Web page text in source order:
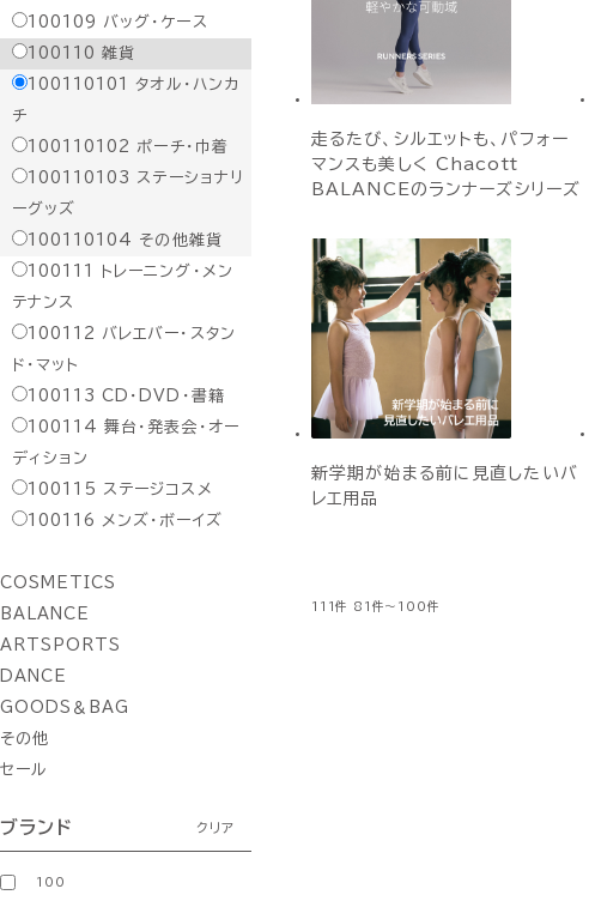
100109
バッグ・ケース
100110 雑貨
100110101
タオル・ハンカ
チ
100110102
ポーチ・巾着
100110103
ステーショナリ
ーグッズ
100110104
その他雑貨
100111
トレーニング・メン
テナンス
100112
バレエバー・スタン
ド・マット
100113 CD・DVD・書籍
100114 舞台・発表会・オー
ディション
100115
ステージコスメ
100116
メンズ・ボーイズ
COSMETICS
BALANCE
ARTSPORTS
DANCE
GOODS＆BAG
その他
セール
ブランド クリア
100
走るたび、シルエットも、パフォー
マンスも美しく Chacott
BALANCEのランナーズシリーズ
新学期が始まる前に見直したいバ
レエ用品
111件 81件～100件